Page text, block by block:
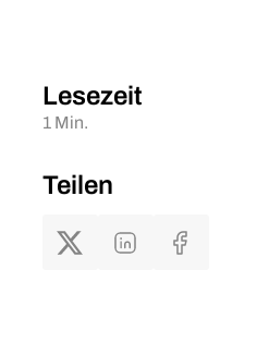
Lesezeit
1 Min.
Teilen